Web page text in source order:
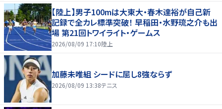
【陸上】男子100mは大東大・春木達裕が自己新
記録で全カレ標準突破！ 早稲田・水野琉之介も出
場 第21回トワイライト・ゲームス
2026/08/09 17:10陸上
加藤未唯組 シードに屈し8強ならず
2026/08/09 13:38テニス